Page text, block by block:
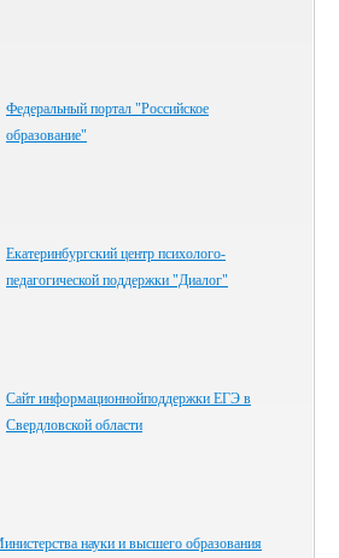
Федеральный портал "Российское
образование"
Екатеринбургский центр психолого-
педагогической поддержки "Диалог"
Сайт информационнойподдержки ЕГЭ в
Свердловской области
науки и высшего образования